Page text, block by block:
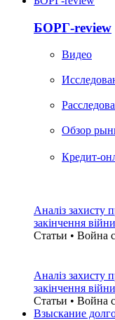
БОРГ-review
Видео
Обзор
Кредит-
Аналіз захисту
закінчення
Статьи • Война
Аналіз захисту
закінчення
Статьи • Война
Взыскание